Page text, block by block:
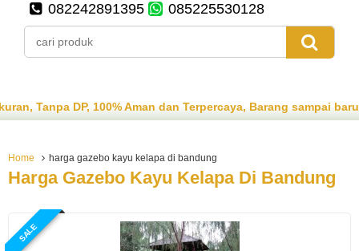
082242891395 085225530128
DP, 100% Aman dan Terpercaya, Barang sampai baru
Home harga gazebo kayu kelapa di bandung
Harga Gazebo Kayu Kelapa Di Bandung
SALE